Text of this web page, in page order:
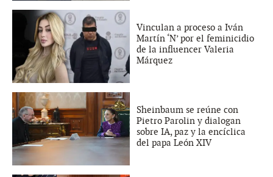
Vinculan a proceso a Iván
Martín ‘N’ por el feminicidio
de la influencer Valeria
Márquez
Sheinbaum se reúne con
Pietro Parolin y dialogan
sobre IA, paz y la encíclica
del papa León XIV